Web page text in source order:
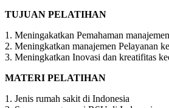
TUJUAN PELATIHAN
1. Meningakatkan Pemahaman
2. Meningkatkan manajemen Pelayanan
3. Meningkatkan Inovasi dan kreatifitas
MATERI PELATIHAN
1. Jenis rumah sakit di Indonesia